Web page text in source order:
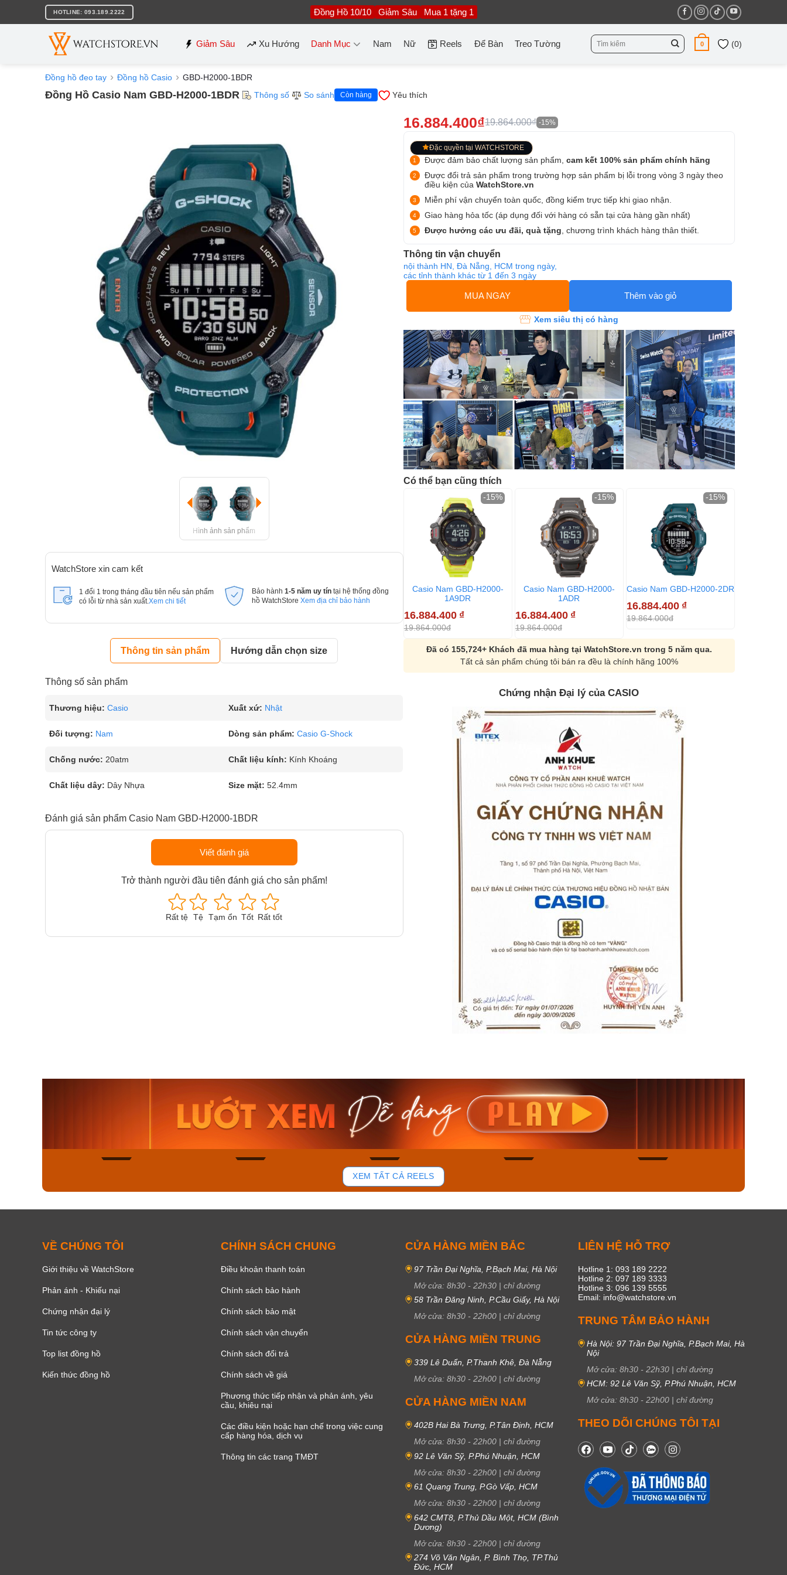
nội
HOTLINE: 093.189.2222 Đồng Hồ 10/10 Giảm Sâu Mua 1 tặng 1
Giảm Sâu Xu Hướng Danh Mục Nam Nữ Reels Để Bàn Treo Tường
Tìm
kiếm:
0 (0)
Đồng hồ đeo tay Đồng hồ Casio GBD-H2000-1BDR
Đồng Hồ Casio Nam GBD-H2000-1BDR Thông số So sánh Còn hàng Yêu thích
Hình ảnh sản phẩm
WatchStore xin cam kết
1 đổi 1 trong tháng đầu tiên nếu sản phẩm
có lỗi từ nhà sản xuất. Xem chi tiết
Bảo hành 1-5 năm uy tín tại hệ thống đồng
hồ WatchStore Xem địa chỉ bảo hành
Thông tin sản phẩm Hướng dẫn chọn size
Thông số sản phẩm
Thương hiệu: Casio Xuất xứ: Nhật
Đối tượng: Nam Dòng sản phẩm: Casio G-Shock
Chống nước: 20atm Chất liệu kính: Kính Khoáng
Chất liệu dây: Dây Nhựa Size mặt: 52.4mm
Đánh giá sản phẩm Casio Nam GBD-H2000-1BDR
Viết đánh giá
Trở thành người đầu tiên đánh giá cho sản phẩm!
Rất tệ Tệ Tạm ổn Tốt Rất tốt
16.884.400₫19.864.000₫ -15%
Đặc quyền tại WATCHSTORE
Được đảm bảo chất lượng sản phẩm, cam kết 100% sản phẩm chính hãng
Được đổi trả sản phẩm trong trường hợp sản phẩm bị lỗi trong vòng 3 ngày theo
điều kiện của WatchStore.vn
Miễn phí vận chuyển toàn quốc, đồng kiểm trực tiếp khi giao nhận.
Giao hàng hỏa tốc (áp dụng đối với hàng có sẵn tại cửa hàng gần nhất)
Được hưởng các ưu đãi, quà tặng , chương trình khách hàng thân thiết.
Thông tin vận chuyển
nội thành HN, Đà Nẵng, HCM trong ngày,
các tỉnh thành khác từ 1 đến 3 ngày
MUA NGAY Thêm vào giỏ
Xem siêu thị có hàng
Có thể bạn cũng thích
Casio Nam GBD-H2000-
1A9DR
16.884.400 ₫
19.864.000đ
-15%
Casio Nam GBD-H2000-
1ADR
16.884.400 ₫
19.864.000đ
-15%
Casio Nam GBD-H2000-2DR
16.884.400 ₫
19.864.000đ
-15%
Đã có 155,724+ Khách đã mua hàng tại WatchStore.vn trong 5 năm qua.
Tất cả sản phẩm chúng tôi bán ra đều là chính hãng 100%
Chứng nhận Đại lý của CASIO
Casio Nam MTS-
115D-1AVDF
2.823.000₫
2.399.550₫
Mua ngay
37
Casio Nam MTS-
RS100L-1AVDF
4.276.000₫
3.634.600₫
Casio Unisex AQ-
230EL-1ADF
2.117.000₫
1.799.450₫
Mua ngay
XEM TẤT CẢ REELS
VỀ CHÚNG TÔI
Giới thiệu về WatchStore
Phản ánh - Khiếu nại
Chứng nhận đại lý
Tin tức công ty
Top list đồng hồ
Kiến thức đồng hồ
CHÍNH SÁCH CHUNG
Điều khoản thanh toán
Chính sách bảo hành
Chính sách bảo mật
Chính sách vận chuyển
Chính sách đổi trả
Chính sách về giá
Phương thức tiếp nhận và phản ánh, yêu
cầu, khiêu nại
Các điều kiện hoặc hạn chế trong việc cung
cấp hàng hóa, dịch vụ
Thông tin các trang TMĐT
CỬA HÀNG MIỀN BẮC
97 Trần Đại Nghĩa, P.Bạch Mai, Hà Nội
Mở cửa: 8h30 - 22h30 | chỉ đường
58 Trần Đăng Ninh, P.Cầu Giấy, Hà Nội
Mở cửa: 8h30 - 22h00 | chỉ đường
CỬA HÀNG MIỀN TRUNG
339 Lê Duẩn, P.Thanh Khê, Đà Nẵng
Mở cửa: 8h30 - 22h00 | chỉ đường
CỬA HÀNG MIỀN NAM
402B Hai Bà Trưng, P.Tân Định, HCM
Mở cửa: 8h30 - 22h00 | chỉ đường
92 Lê Văn Sỹ, P.Phú Nhuận, HCM
Mở cửa: 8h30 - 22h00 | chỉ đường
61 Quang Trung, P.Gò Vấp, HCM
Mở cửa: 8h30 - 22h00 | chỉ đường
642 CMT8, P.Thủ Dầu Một, HCM (Bình
Dương)
Mở cửa: 8h30 - 22h00 | chỉ đường
274 Võ Văn Ngân, P. Bình Thọ, TP.Thủ
Đức, HCM
LIÊN HỆ HỖ TRỢ
Hotline 1: 093 189 2222
Hotline 2: 097 189 3333
Hotline 3: 096 139 5555
Email: info@watchstore.vn
TRUNG TÂM BẢO HÀNH
Hà Nội: 97 Trần Đại Nghĩa, P.Bạch Mai, Hà
Nội
Mở cửa: 8h30 - 22h30 | chỉ đường
HCM: 92 Lê Văn Sỹ, P.Phú Nhuận, HCM
Mở cửa: 8h30 - 22h00 | chỉ đường
THEO DÕI CHÚNG TÔI TẠI